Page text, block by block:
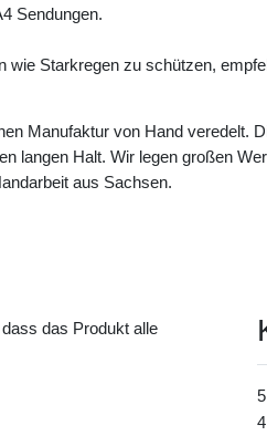
Sendungen.
Starkregen zu schützen,
Manufaktur von Hand veredelt.
langen Halt. Wir legen großen
aus Sachsen.
das Produkt alle
5
4